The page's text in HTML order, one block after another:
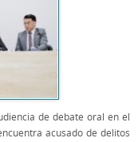
de debate oral en el
acusado de delitos